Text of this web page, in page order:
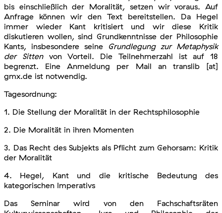
bis einschließlich der Moralität, setzen wir voraus. Auf
Anfrage können wir den Text bereitstellen. Da Hegel
immer wieder Kant kritisiert und wir diese Kritik
diskutieren wollen, sind Grundkenntnisse der Philosophie
Kants, insbesondere seine Grundlegung zur Metaphysik
der Sittenvon Vorteil. Die Teilnehmerzahl ist auf 18
begrenzt. Eine Anmeldung per Mail an translib [at]
gmx.de ist notwendig.
Tagesordnung:
1. Die Stellung der Moralität in der Rechtsphilosophie
2. Die Moralität in ihren Momenten
3. Das Recht des Subjekts als Pflicht zum Gehorsam: Kritik
der Moralität
4. Hegel, Kant und die kritische Bedeutung des
kategorischen Imperativs
Das Seminar wird von den Fachschaftsräten